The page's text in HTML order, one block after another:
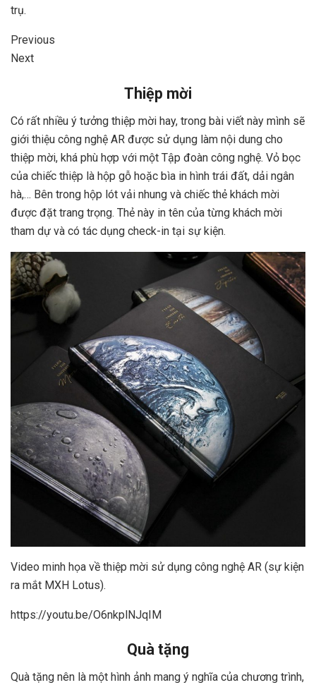
trụ.
Previous
Next
Thiệp mời
Có rất nhiều ý tưởng thiệp mời hay, trong bài viết này mình sẽ
giới thiệu công nghệ AR được sử dụng làm nội dung cho
thiệp mời, khá phù hợp với một Tập đoàn công nghệ. Vỏ bọc
của chiếc thiệp là hộp gỗ hoặc bìa in hình trái đất, dải ngân
hà,… Bên trong hộp lót vải nhung và chiếc thẻ khách mời
được đặt trang trọng. Thẻ này in tên của từng khách mời
tham dự và có tác dụng check-in tại sự kiện.
Video minh họa về thiệp mời sử dụng công nghệ AR (sự kiện
ra mắt MXH Lotus).
https://youtu.be/O6nkplNJqIM
Quà tặng
Quà tặng nên là một hình ảnh mang ý nghĩa của chương trình,